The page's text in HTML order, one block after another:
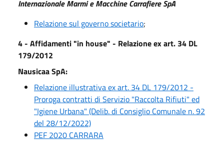
Internazionale Marmi e Macchine Carrafiere SpA
Relazione sul governo societario;
4 - Affidamenti "in house" - Relazione ex art. 34 DL
179/2012
Nausicaa SpA:
Relazione illustrativa ex art. 34 DL 179/2012 -
Proroga contratti di Servizio "Raccolta Rifiuti" ed
"Igiene Urbana" (Delib. di Consiglio Comunale n. 92
del 28/12/2022)
PEF 2020 CARRARA